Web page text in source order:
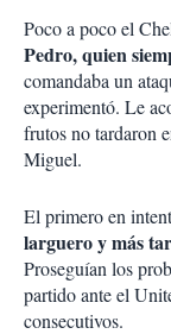
Poco a poco el
Pedro, quien
comandaba un
experimentó. Le
frutos no tardaron
Miguel.
El primero en
larguero y más
Proseguían los
partido ante el
consecutivos.